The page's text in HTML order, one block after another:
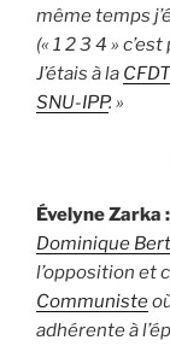
même temps
(« 1 2 3 4 »
J’étais à la CFDT
SNU-IPP. »
Évelyne Zarka :
Dominique
l’opposition et
Communiste
adhérente à